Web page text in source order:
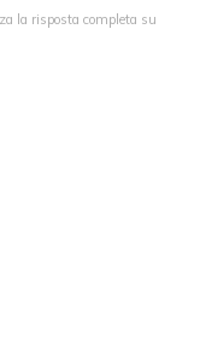
la risposta completa su